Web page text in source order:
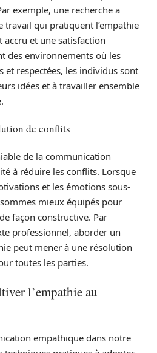
exemple, une recherche a
travail qui pratiquent l’empathie
et une satisfaction
des environnements où les
et respectées, les individus sont
idées et à travailler ensemble
de conflits
de la communication
à réduire les conflits. Lorsque
et les émotions sous-
mieux équipés pour
façon constructive. Par
professionnel, aborder un
peut mener à une résolution
toutes les parties.
l’empathie au
empathique dans notre